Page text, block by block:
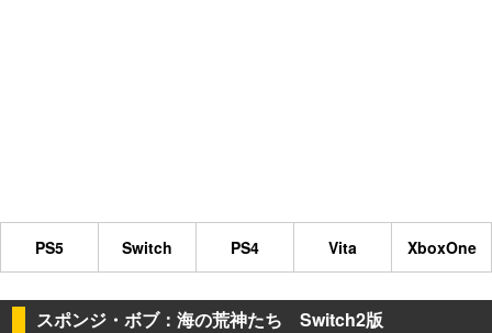
PS5 Switch PS4 Vita XboxOne
スポンジ・ボブ：海の荒神たち Switch2版